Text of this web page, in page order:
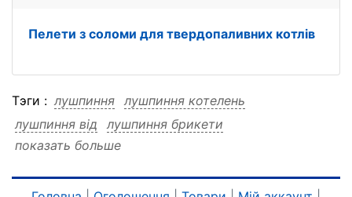
Пелети з соломи для твердопаливних котлів
Тэги : лушпиння лушпиння котелень
лушпиння від
лушпиння брикети
лушпиння брикети котелень
показать больше